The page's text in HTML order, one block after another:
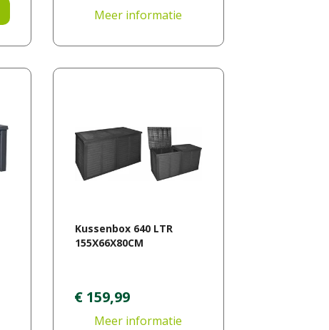
Meer informatie
Kussenbox 640 LTR
155X66X80CM
€ 159,99
Meer informatie